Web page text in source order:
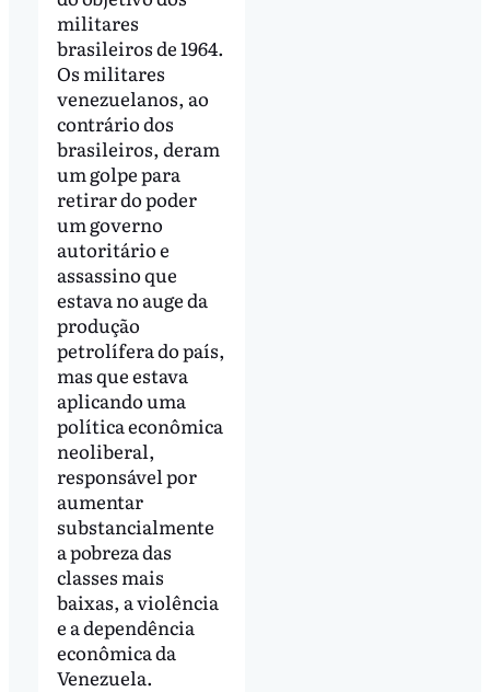
militares
brasileiros de 1964.
Os militares
venezuelanos, ao
contrário dos
brasileiros, deram
um golpe para
retirar do poder
um governo
autoritário e
assassino que
estava no auge da
produção
petrolífera do país,
mas que estava
aplicando uma
política econômica
neoliberal,
responsável por
aumentar
substancialmente
a pobreza das
classes mais
baixas, a violência
e a dependência
econômica da
Venezuela.